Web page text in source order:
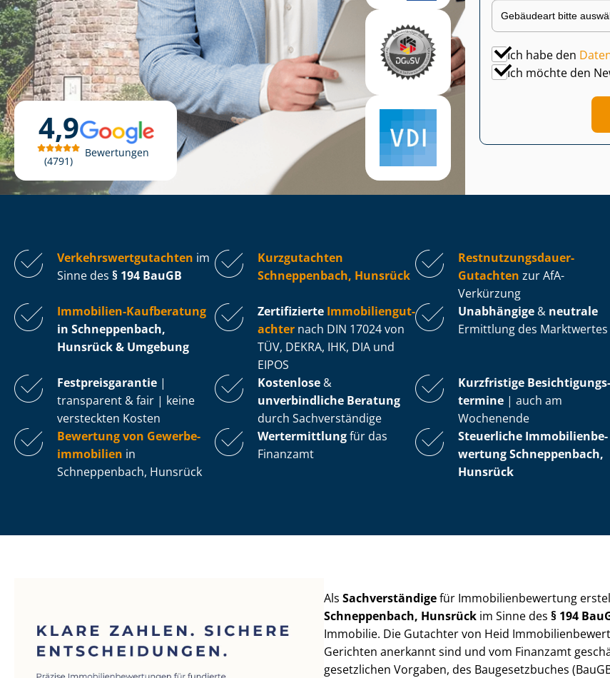
4,9
4791
Bewertungen
Ich habe den
Ich möchte den
Ver­kehrs­wert­gut­ach­ten im
Sinne des § 194 BauGB
Kurzgutachten
Schneppenbach, Hunsrück
Rest­nut­zungs­dau­er-
Gutachten zur AfA-
Verkürzung
Immobilien-Kaufberatung
in Schneppenbach,
Hunsrück & Umgebung
Zertifizierte Im­mo­bi­li­en­gut­
ach­ter nach DIN 17024 von
TÜV, DEKRA, IHK, DIA und
EIPOS
Unabhängige & neutrale
Ermittlung des Marktwertes
Fest­preis­ga­ran­tie |
transparent & fair | keine
versteckten Kosten
Kostenlose &
unverbindliche Beratung
durch Sachverständige
Kurzfristige Be­sich­ti­gungs­
ter­mi­ne | auch am
Wochenende
Bewertung von Ge­wer­be­
im­mo­bi­li­en in
Schneppenbach, Hunsrück
Wertermittlungfür das
Finanzamt
Steuerliche Im­mo­bi­li­en­be­
wer­tungSchneppenbach,
Hunsrück
AlsSachverständigefür Im­mo­bi­li­en­be­wer­tung
Schneppenbach, Hunsrück im Sinne des§ 194
Immobilie. Die Gutachter von Heid
Gerichten anerkannt sind und vom Finanzamt
gesetzlichen Vorgaben, des Baugesetzbuches